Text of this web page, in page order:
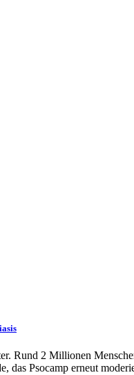
Rund 2 Millionen
das Psocamp erneut